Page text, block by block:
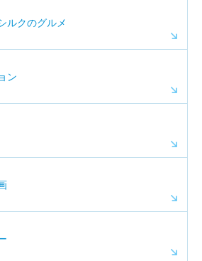
ルクのグルメ
ン